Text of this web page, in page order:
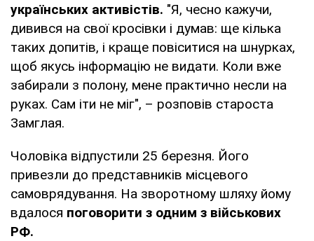
українських активістів. "Я, чесно кажучи,
дивився на свої кросівки і думав: ще кілька
таких допитів, і краще повіситися на шнурках,
щоб якусь інформацію не видати. Коли вже
забирали з полону, мене практично несли на
руках. Сам іти не міг", – розповів староста
Замглая.
Чоловіка відпустили 25 березня. Його
привезли до представників місцевого
самоврядування. На зворотному шляху йому
вдалося поговорити з одним з військових
РФ.